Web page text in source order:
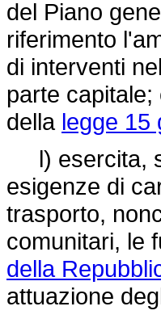
del Piano
riferimento
di interventi
parte
della legge 15
l) esercita,
esigenze di
trasporto,
comunitari, le
della
attuazione